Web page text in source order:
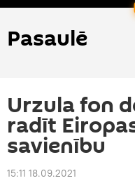
Pasaulē
Urzula fon
radīt
savienību
15:11 18.09.2021